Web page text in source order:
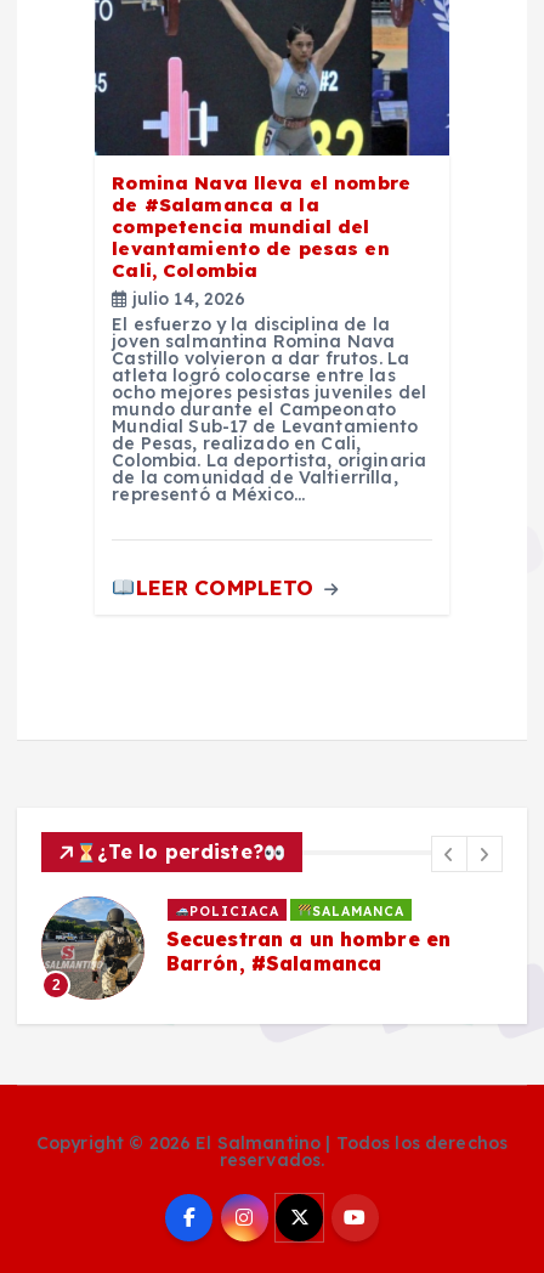
Romina Nava lleva el nombre
de #Salamanca a la
competencia mundial del
levantamiento de pesas en
Cali, Colombia
julio 14, 2026
El esfuerzo y la disciplina de la
joven salmantina Romina Nava
Castillo volvieron a dar frutos. La
atleta logró colocarse entre las
ocho mejores pesistas juveniles del
mundo durante el Campeonato
Mundial Sub-17 de Levantamiento
de Pesas, realizado en Cali,
Colombia. La deportista, originaria
de la comunidad de Valtierrilla,
representó a México…
LEER COMPLETO
¿Te lo perdiste?
2
POLICIACA SALAMANCA
Secuestran a un hombre en
Barrón, #Salamanca
Copyright © 2026 El Salmantino | Todos los derechos
reservados.